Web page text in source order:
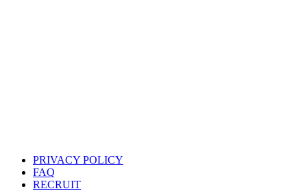
PRIVACY POLICY
FAQ
RECRUIT